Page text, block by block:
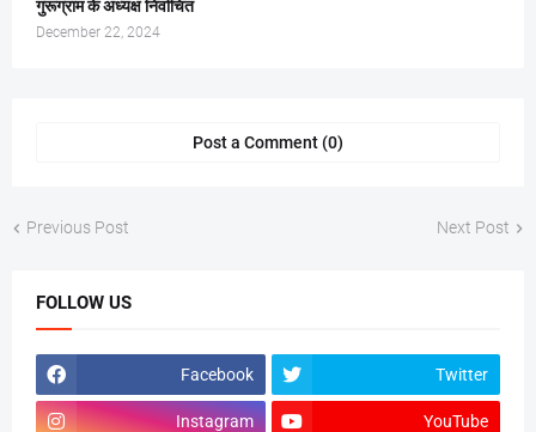
गुरूग्राम के अध्यक्ष निर्वाचित
December 22, 2024
Post a Comment (0)
Previous Post Next Post
FOLLOW US
Facebook Twitter
Instagram YouTube